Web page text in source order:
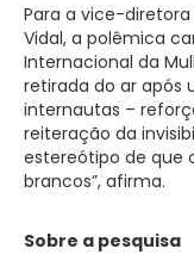
Para a vice-
Vidal, a polêmica
Internacional da
retirada do ar após
internautas –
reiteração da
estereótipo de que
brancos”, afirma.
Sobre a pesquisa